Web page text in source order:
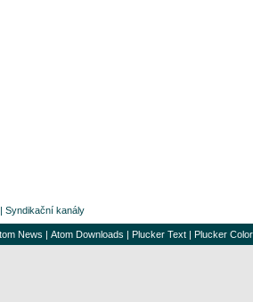
| Syndikační kanály
News | Atom Downloads | Plucker Text | Plucker Color